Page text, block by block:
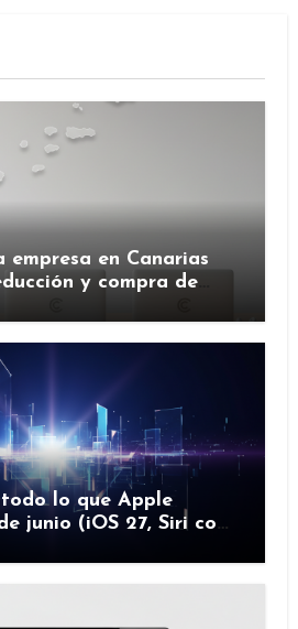
empresa en Canarias
y compra de
lo que Apple
junio (iOS 27, Siri con